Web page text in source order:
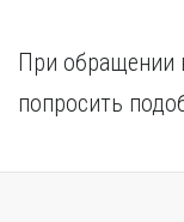
При обращении
попросить